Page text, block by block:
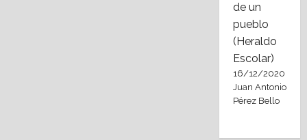
de un
pueblo
(Heraldo
Escolar)
16/12/2020
Juan Antonio
Pérez Bello